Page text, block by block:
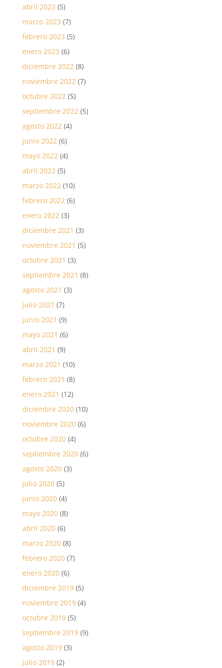
abril 2023 (5)
marzo 2023 (7)
febrero 2023 (5)
enero 2023 (6)
diciembre 2022(8)
noviembre 2022(7)
octubre 2022(5)
septiembre 2022(5)
agosto 2022(4)
junio 2022(6)
mayo 2022(4)
abril 2022(5)
marzo 2022(10)
febrero 2022(6)
enero 2022(3)
diciembre 2021 (3)
noviembre 2021 (5)
octubre 2021 (3)
septiembre 2021 (8)
agosto 2021 (3)
julio 2021 (7)
junio 2021 (9)
mayo 2021 (6)
abril 2021 (9)
marzo 2021 (10)
febrero 2021 (8)
enero 2021 (12)
diciembre 2020(10)
noviembre 2020(6)
octubre 2020(4)
septiembre 2020(6)
agosto 2020(3)
julio 2020(5)
junio 2020(4)
mayo 2020(8)
abril 2020(6)
marzo 2020(8)
febrero 2020(7)
enero 2020(6)
diciembre 2019(5)
noviembre 2019(4)
octubre 2019(5)
septiembre 2019(9)
agosto 2019(3)
julio 2019(2)